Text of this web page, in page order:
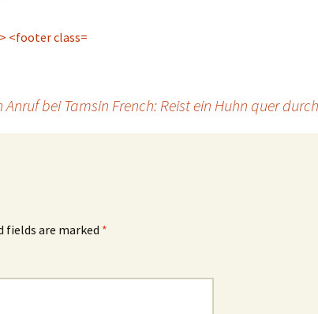
Anruf bei Tamsin French: Reist ein Huhn quer
fields are marked *